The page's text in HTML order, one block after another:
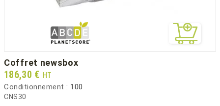
coffret newsbox
Prix
186,30 € HT
Conditionnement : 100
CNS30